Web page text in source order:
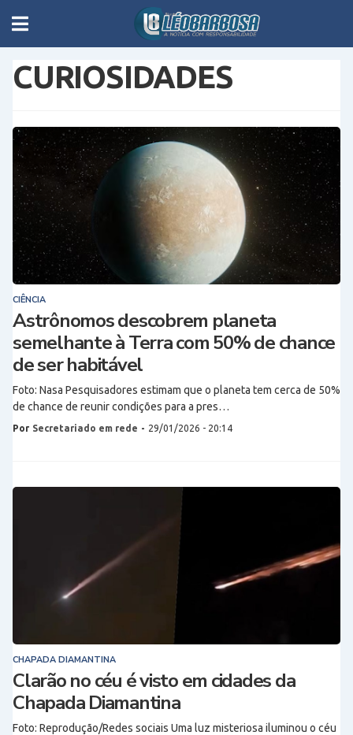
CURIOSIDADES
CIÊNCIA
Astrônomos descobrem planeta
semelhante à Terra com 50% de chance
de ser habitável
Foto: Nasa Pesquisadores estimam que o planeta tem cerca de 50%
de chance de reunir condições para a pres…
Por Secretariado em rede - 29/01/2026 - 20:14
CHAPADA DIAMANTINA
Clarão no céu é visto em cidades da
Chapada Diamantina
Foto: Reprodução/Redes sociais Uma luz misteriosa iluminou o céu